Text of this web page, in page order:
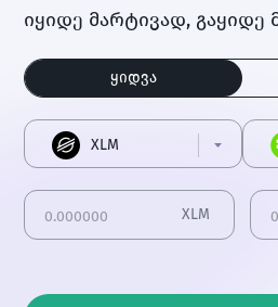
იყიდე მარტივად, გაყიდე
ყიდვა
XLM
XLM